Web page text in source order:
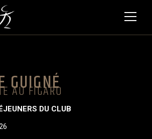
GUIGNÉ
AU FIGARO
DU CLUB